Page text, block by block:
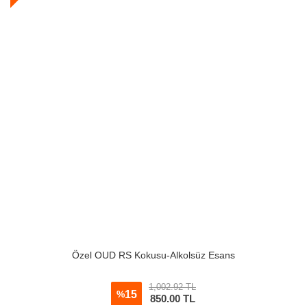
Özel OUD RS Kokusu-Alkolsüz Esans
%15
1,002.92 TL
850.00TL